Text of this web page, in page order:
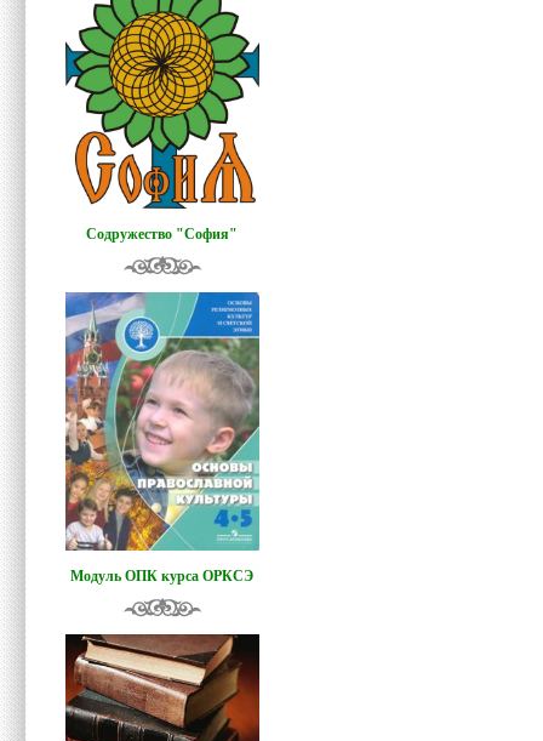
Содружество "София"
Модуль ОПК курса ОРКСЭ